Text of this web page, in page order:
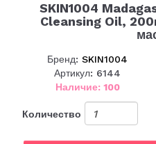
SKIN1004
Cleansing Oil,
Бренд:SKIN1004
Артикул: 6144
Наличие: 100
Количество